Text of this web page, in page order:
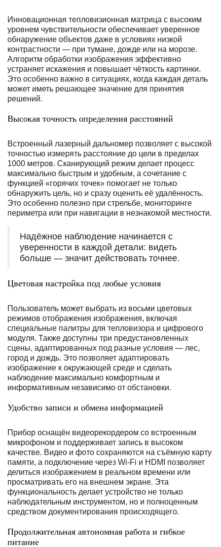
Инновационная тепловизионная матрица с высоким
уровнем чувствительности обеспечивает уверенное
обнаружение объектов даже в условиях низкой
контрастности — при тумане, дожде или на морозе.
Алгоритм обработки изображения эффективно
устраняет искажения и повышает чёткость картинки.
Это особенно важно в ситуациях, когда каждая деталь
может иметь решающее значение для принятия
решений.
Высокая точность определения расстояний
Встроенный лазерный дальномер позволяет с высокой
точностью измерять расстояние до цели в пределах
1000 метров. Сканирующий режим делает процесс
максимально быстрым и удобным, а сочетание с
функцией «горячих точек» помогает не только
обнаружить цель, но и сразу оценить её удалённость.
Это особенно полезно при стрельбе, мониторинге
периметра или при навигации в незнакомой местности.
Надёжное наблюдение начинается с
уверенности в каждой детали: видеть
больше — значит действовать точнее.
Цветовая настройка под любые условия
Пользователь может выбрать из восьми цветовых
режимов отображения изображения, включая
специальные палитры для тепловизора и цифрового
модуля. Также доступны три предустановленных
сцены, адаптированных под разные условия — лес,
город и дождь. Это позволяет адаптировать
изображение к окружающей среде и сделать
наблюдение максимально комфортным и
информативным независимо от обстановки.
Удобство записи и обмена информацией
Прибор оснащён видеорекордером со встроенным
микрофоном и поддерживает запись в высоком
качестве. Видео и фото сохраняются на съёмную карту
памяти, а подключение через Wi-Fi и HDMI позволяет
делиться изображением в реальном времени или
просматривать его на внешнем экране. Эта
функциональность делает устройство не только
наблюдательным инструментом, но и полноценным
средством документирования происходящего.
Продолжительная автономная работа и гибкое
питание